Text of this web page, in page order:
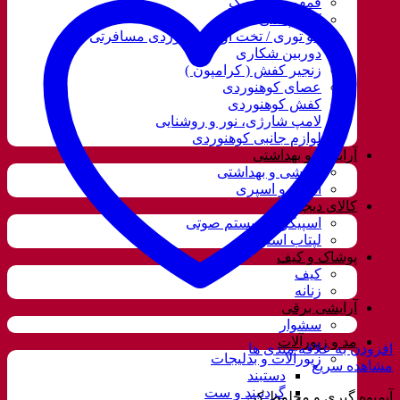
کوله پشتی
ننو توری / تخت آویز کوهنوردی مسافرتی
دوربین شکاری
زنجیر کفش ( کرامپون )
عصای کوهنوردی
کفش کوهنوردی
لامپ شارژی، نور و روشنایی
لوازم جانبی کوهنوردی
آرایشی و بهداشتی
آرایشی و بهداشتی
ادکلن و اسپری
کالای دیجیتال
اسپیکر و سیستم صوتی
لپتاب استوک
پوشاک و کیف
کیف
زنانه
آرایشی برقی
سشوار
مد و زیورآلات
زیورآلات و بدلیجات
دستبند
گردنبند و ست
افزودن به علاقه مندی ها
مشاهده سریع
آبمیوه گیری و مخلوط کن